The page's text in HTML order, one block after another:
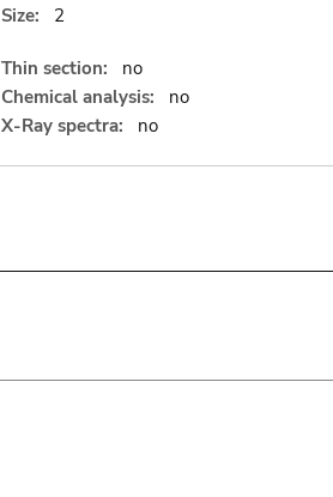
Size:
2
Thin section:
no
Chemical analysis:
no
X-Ray spectra:
no